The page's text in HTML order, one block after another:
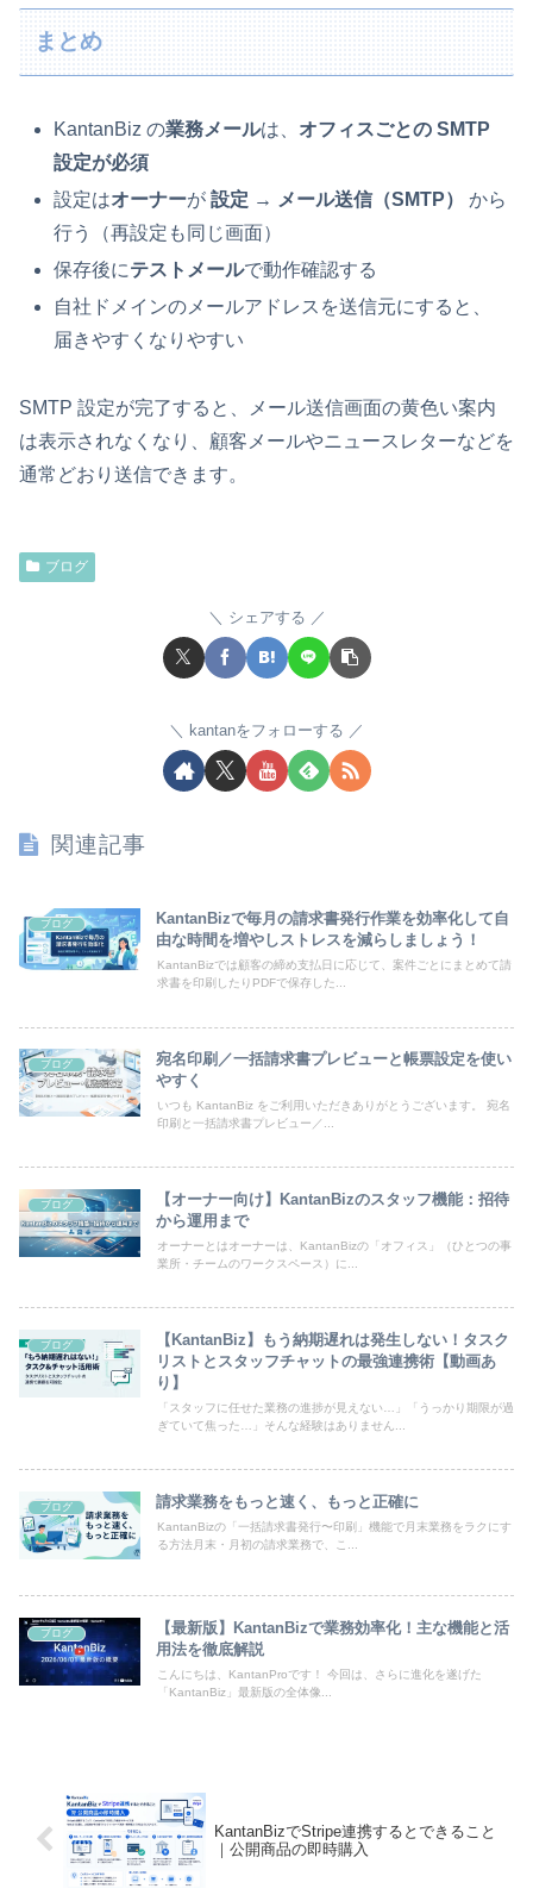
まとめ
KantanBiz の業務メールは、 オフィスごとの SMTP
設定が必須
設定はオーナーが設定 → メール送信（SMTP）
から
行う（再設定も同じ画面）
保存後にテストメールで動作確認する
自社ドメインのメールアドレスを送信元にすると、
届きやすくなりやすい
SMTP 設定が完了すると、メール送信画面の黄色い案内
は表示されなくなり、顧客メールやニュースレターなどを
通常どおり送信できます。
ブログ
シェアする
kantanをフォローする
関連記事
ブログ
KantanBizで毎月の請求書発行作業を効率化して自
由な時間を増やしストレスを減らしましょう！
KantanBizでは顧客の締め支払日に応じて、案件ごとにまとめて請
求書を印刷したりPDFで保存した...
ブログ
宛名印刷／一括請求書プレビューと帳票設定を使い
やすく
いつも KantanBiz をご利用いただきありがとうございます。 宛名
印刷と一括請求書プレビュー／...
ブログ
【オーナー向け】KantanBizのスタッフ機能：招待
から運用まで
オーナーとはオーナーは、KantanBizの「オフィス」（ひとつの事
業所・チームのワークスペース）に...
ブログ
【KantanBiz】もう納期遅れは発生しない！タスク
リストとスタッフチャットの最強連携術【動画あ
り】
「スタッフに任せた業務の進捗が見えない…」「うっかり期限が過
ぎていて焦った…」そんな経験はありません...
ブログ 請求業務をもっと速く、もっと正確に
KantanBizの「一括請求書発行〜印刷」機能で月末業務をラクにす
る方法月末・月初の請求業務で、こ...
ブログ
【最新版】KantanBizで業務効率化！主な機能と活
用法を徹底解説
こんにちは、KantanProです！ 今回は、さらに進化を遂げた
「KantanBiz」最新版の全体像...
KantanBizでStripe連携するとできること
｜公開商品の即時購入